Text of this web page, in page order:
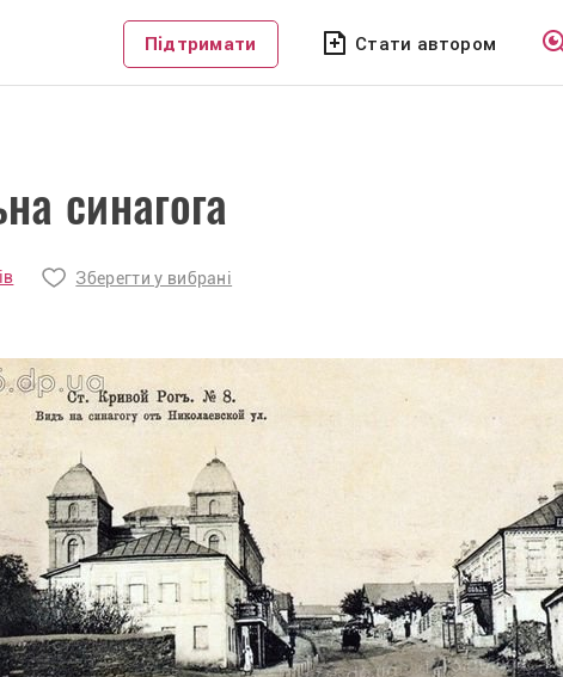
Підтримати Стати автором
синагога
Зберегти у вибрані